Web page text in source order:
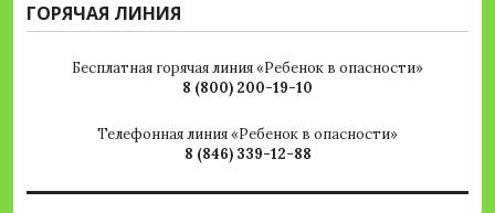
ГОРЯЧАЯ ЛИНИЯ
Бесплатная горячая линия «Ребенок в опасности»
8 (800) 200-19-10
Телефонная линия «Ребенок в опасности»
8 (846) 339-12-88